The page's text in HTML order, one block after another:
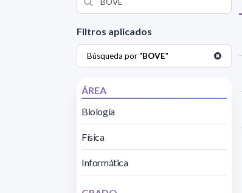
Filtros aplicados
Búsqueda por "BOVE"
ÁREA
Biología
Física
Informática